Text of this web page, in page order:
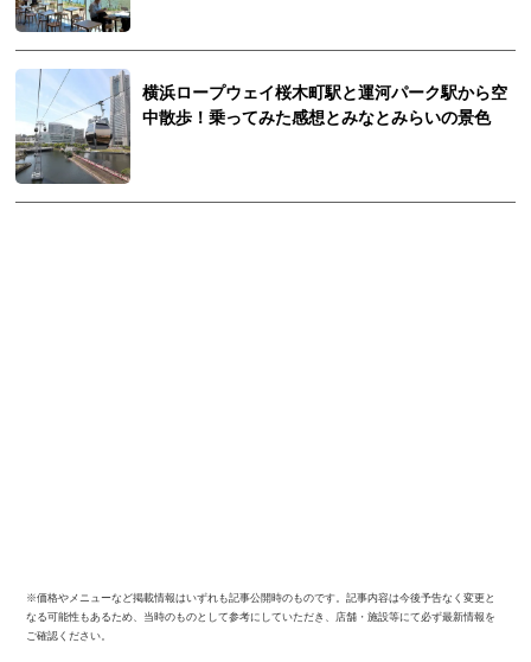
横浜ロープウェイ桜木町駅と運河パーク駅から空
中散歩！乗ってみた感想とみなとみらいの景色
※価格やメニューなど掲載情報はいずれも記事公開時のものです。記事内容は今後予告なく変更と
なる可能性もあるため、当時のものとして参考にしていただき、店舗・施設等にて必ず最新情報を
ご確認ください。